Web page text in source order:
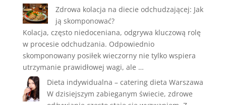
Zdrowa kolacja na diecie odchudzającej: Jak
ją skomponować?
Kolacja, często niedoceniana, odgrywa kluczową rolę
w procesie odchudzania. Odpowiednio
skomponowany posiłek wieczorny nie tylko wspiera
utrzymanie prawidłowej wagi, ale …
Dieta indywidualna – catering dieta Warszawa
W dzisiejszym zabieganym świecie, zdrowe